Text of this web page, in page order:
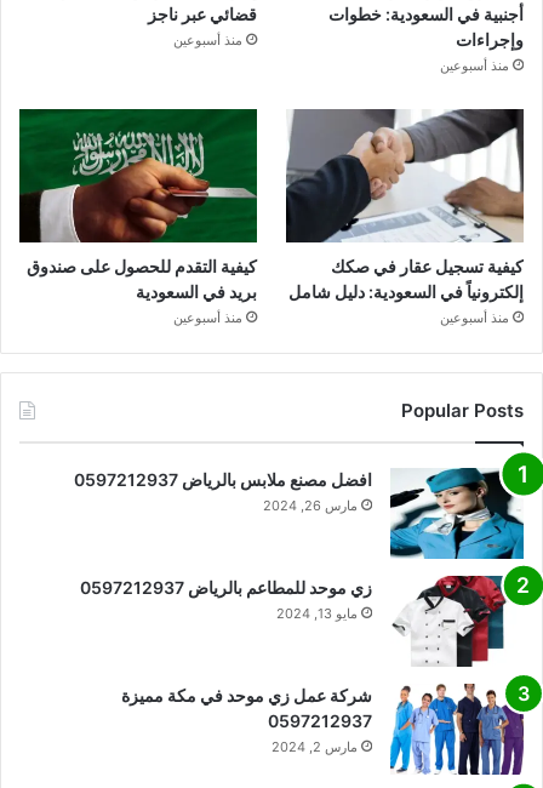
أجنبية في السعودية: خطوات
وإجراءات
منذ أسبوعين
قضائي عبر ناجز
منذ أسبوعين
كيفية تسجيل عقار في صكك
إلكترونياً في السعودية: دليل شامل
منذ أسبوعين
كيفية التقدم للحصول على صندوق
بريد في السعودية
منذ أسبوعين
Popular Posts
افضل مصنع ملابس بالرياض 0597212937
مارس 26, 2024
زي موحد للمطاعم بالرياض 0597212937
مايو 13, 2024
شركة عمل زي موحد في مكة مميزة
0597212937
مارس 2, 2024